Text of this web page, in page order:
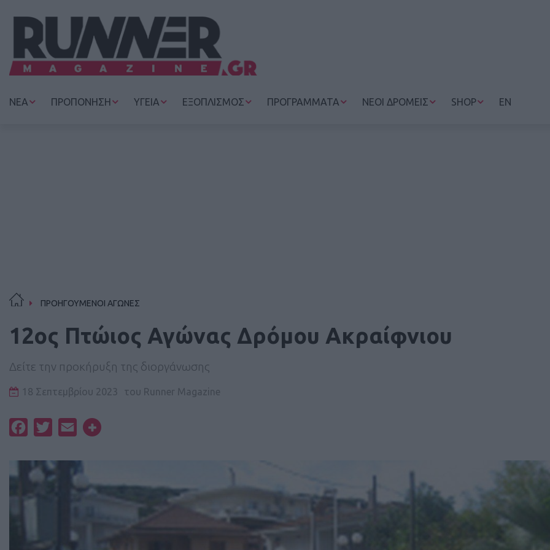
ΝΕΑ ΠΡΟΠΟΝΗΣΗ ΥΓΕΙΑ ΕΞΟΠΛΙΣΜΟΣ ΠΡΟΓΡΑΜΜΑΤΑ ΝΕΟΙ ΔΡΟΜΕΙΣ SHOP EN
ΠΡΟΗΓΟΥΜΕΝΟΙ ΑΓΩΝΕΣ
12ος Πτώιος Αγώνας Δρόμου Ακραίφνιου
Δείτε την προκήρυξη της διοργάνωσης
18 Σεπτεμβρίου 2023 του Runner Magazine
FacebookTwitterEmail